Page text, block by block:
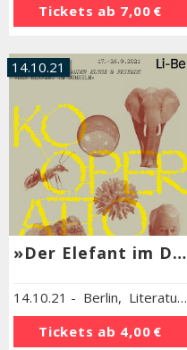
Tickets ab 7,00 €
14.10.21
»Der Elefant im Dunkeln«. Ausstellungsführung
14.10.21 - Berlin, Literaturhaus Berlin
Tickets ab 4,00 €